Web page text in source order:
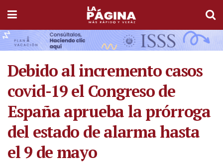
Debido al incremento casos
covid-19 el Congreso de
España aprueba la prórroga
del estado de alarma hasta
el 9 de mayo